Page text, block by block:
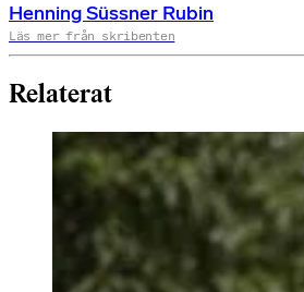
Henning Süssner Rubin
Läs mer från skribenten
Relaterat